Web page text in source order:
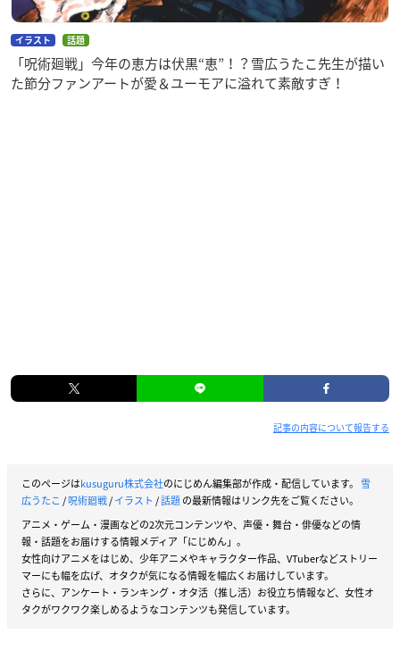
イラスト 話題
「呪術廻戦」今年の恵方は伏黒“恵”！？雪広うたこ先生が描い
た節分ファンアートが愛＆ユーモアに溢れて素敵すぎ！
記事の内容について報告する
このページはkusuguru株式会社のにじめん編集部が作成・配信しています。 雪
広うたこ /呪術廻戦/イラスト /話題の最新情報はリンク先をご覧ください。
アニメ・ゲーム・漫画などの2次元コンテンツや、声優・舞台・俳優などの情
報・話題をお届けする情報メディア「にじめん」。
女性向けアニメをはじめ、少年アニメやキャラクター作品、VTuberなどストリー
マーにも幅を広げ、オタクが気になる情報を幅広くお届けしています。
さらに、アンケート・ランキング・オタ活（推し活）お役立ち情報など、女性オ
タクがワクワク楽しめるようなコンテンツも発信しています。